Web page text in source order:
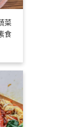
菜
食